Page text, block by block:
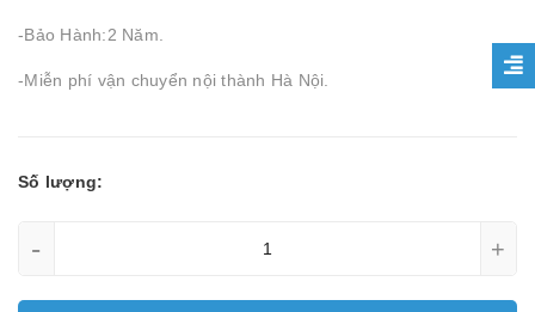
-Bảo Hành:2 Năm.
-Miễn phí vận chuyển nội thành Hà Nội.
Số lượng:
- +